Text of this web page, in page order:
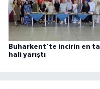
Buharkent’te incirin en
hali yarıştı